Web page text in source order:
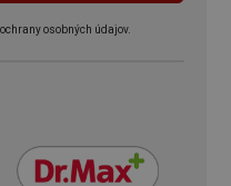
osobných údajov.